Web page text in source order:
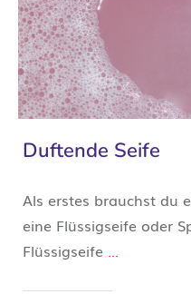
Duftende Seife
Als erstes brauchst du
eine Flüssigseife oder
Flüssigseife ...